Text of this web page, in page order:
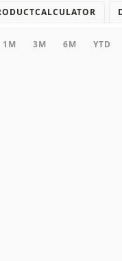
1M 3M 6M YTD